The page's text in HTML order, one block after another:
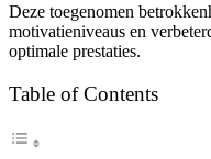
Deze toegenomen
motivatieniveaus en
optimale prestaties.
Table of Contents